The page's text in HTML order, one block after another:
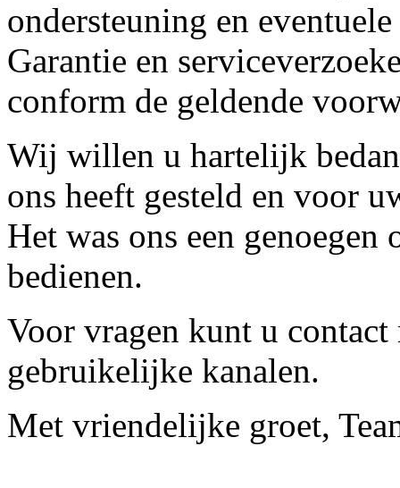
ondersteuning en
Garantie en
conform de geldende
Wij willen u hartelijk
ons heeft gesteld en voor
Het was ons een
bedienen.
Voor vragen kunt u contact
gebruikelijke kanalen.
Met vriendelijke groet,